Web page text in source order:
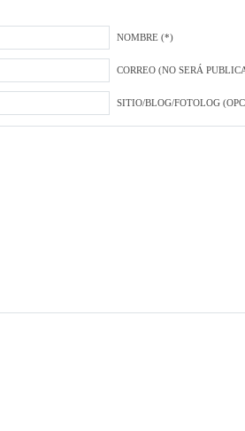
NOMBRE (*)
CORREO (NO SERÁ
SITIO/BLOG/FOTOLOG